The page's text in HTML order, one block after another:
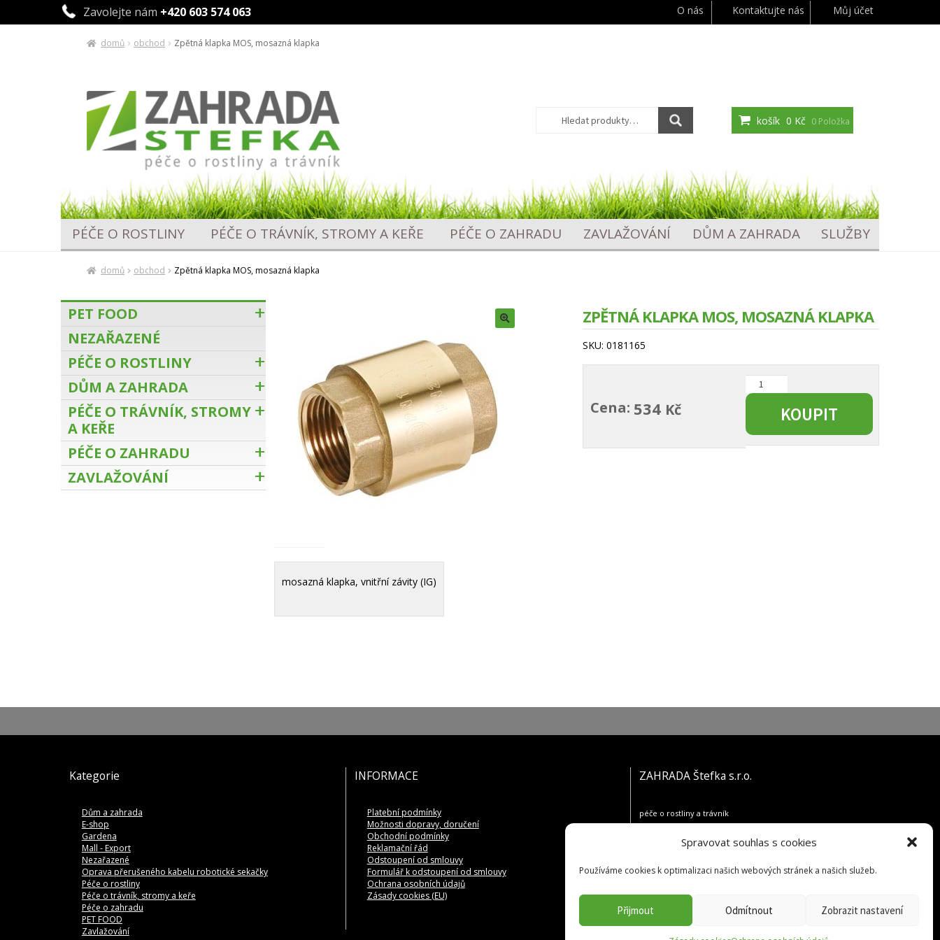
Spravovat souhlas s cookies
Používáme cookies k optimalizaci našich webových stránek a našich služeb.
Přijmout Odmítnout Zobrazit nastavení
Zavolejte nám +420 603 574 063 O nás Kontaktujte nás Můj účet
domů obchod Zpětná klapka MOS, mosazná klapka
na
navigaci
k
obsahu
webu
košík 0 Kč 0 Položka
Hledat:
Hledat
PÉČE O ROSTLINY PÉČE O TRÁVNÍK, STROMY A KEŘE PÉČE O ZAHRADU ZAVLAŽOVÁNÍ DŮM A ZAHRADA SLUŽBY
domů obchod Zpětná klapka MOS, mosazná klapka
ZPĚTNÁ KLAPKA MOS, MOSAZNÁ KLAPKA
SKU:0181165
Cena: 534 Kč
Zpětná
klapka
mosazná
klapka
KOUPIT
mosazná klapka, vnitřní závity (IG)
PET FOOD
NEZAŘAZENÉ
PÉČE O ROSTLINY
DŮM A ZAHRADA
PÉČE O TRÁVNÍK, STROMY
A KEŘE
PÉČE O ZAHRADU
ZAVLAŽOVÁNÍ
Kategorie
Dům a zahrada
E-shop
Gardena
Mall - Export
Nezařazené
Oprava přerušeného kabelu robotické sekačky
Péče o rostliny
Péče o trávník, stromy a keře
Péče o zahradu
PET FOOD
Zavlažování
INFORMACE
Platební podmínky
Možnosti dopravy, doručení
Obchodní podmínky
Reklamační řád
Odstoupení od smlouvy
Formulář k odstoupení od smlouvy
Ochrana osobních údajů
Zásady cookies (EU)
ZAHRADA Štefka s.r.o.
péče o rostliny a trávník
779 00 Olomouc-Nedvězí
IČ: 05049831